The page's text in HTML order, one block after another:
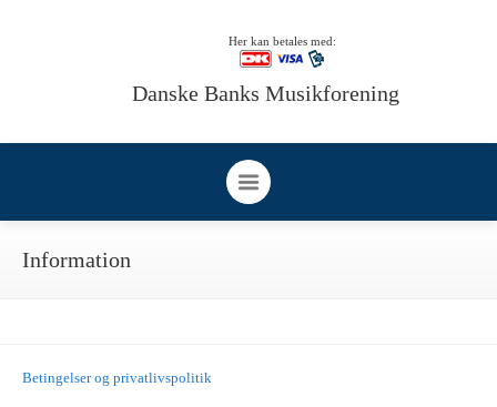
Her kan betales med:
Danske Banks Musikforening
Information
Betingelser og privatlivspolitik